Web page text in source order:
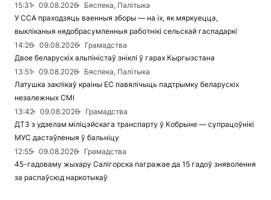
15:31
09.08.2026
Бяспека, Палітыка
У ССА праходзяць ваенныя зборы — на іх, як мяркуецца,
выкліканыя нядобрасумленныя работнікі сельскай гаспадаркі
14:26
09.08.2026
Грамадства
Двое беларускіх альпіністаў зніклі ў гарах Кыргызстана
13:51
09.08.2026
Бяспека, Палітыка
Латушка заклікаў краіны ЕС павялічыць падтрымку беларускіх
незалежных СМІ
13:42
09.08.2026
Грамадства
ДТЗ з удзелам міліцэйскага транспарту ў Кобрыне — супрацоўнікі
МУС дастаўленыя ў бальніцу
12:55
09.08.2026
Грамадства
45-гадоваму жыхару Салігорска пагражае да 15 гадоў зняволення
за распаўсюд наркотыкаў